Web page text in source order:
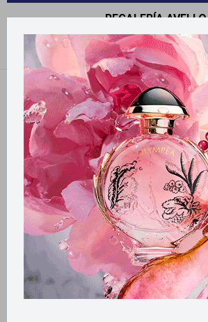
REGALERÍA AVELLO
Filtrando por: Avello
LlegaMAÑANA
MAÑANA